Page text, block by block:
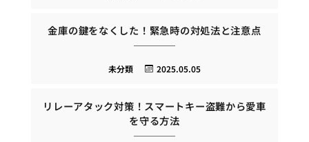
金庫の鍵をなくした！緊急時の対処法と注意点
2025.05.05
未分類
リレーアタック対策！スマートキー盗難から愛車
を守る方法